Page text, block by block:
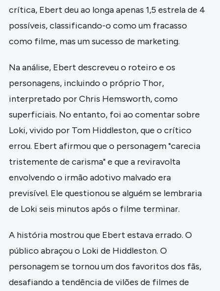
crítica, Ebert deu ao longa apenas 1,5 estrela de 4
possíveis, classificando-o como um fracasso
como filme, mas um sucesso de marketing.
Na análise, Ebert descreveu o roteiro e os
personagens, incluindo o próprio Thor,
interpretado por Chris Hemsworth, como
superficiais. No entanto, foi ao comentar sobre
Loki, vivido por Tom Hiddleston, que o crítico
errou. Ebert afirmou que o personagem "carecia
tristemente de carisma" e que a reviravolta
envolvendo o irmão adotivo malvado era
previsível. Ele questionou se alguém se lembraria
de Loki seis minutos após o filme terminar.
A história mostrou que Ebert estava errado. O
público abraçou o Loki de Hiddleston. O
personagem se tornou um dos favoritos dos fãs,
desafiando a tendência de vilões de filmes de